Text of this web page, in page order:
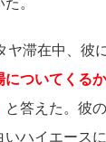
ヤ滞在中、彼
ついてくるか
と答えた。彼
ハイエース